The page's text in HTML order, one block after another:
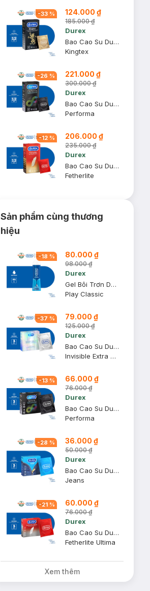
-33 % 124.000 ₫
185.000 ₫
Durex
Bao Cao Su Durex Kingtex Ôm Sát Bôi Trơn Size 49mm (Hộp 12)
Kingtex
-26 % 221.000 ₫
300.000 ₫
Durex
Bao Cao Su Durex Performa Kéo Dài Thời Gian Size 52mm (Hộp 12)
Performa
-12 % 206.000 ₫
235.000 ₫
Durex
Bao Cao Su Durex Fetherlite Siêu Mỏng Size 52.5mm (Hộp 12)
Fetherlite
Sản phẩm cùng thương
hiệu
-18 % 80.000 ₫
98.000 ₫
Durex
Gel Bôi Trơn Durex Play Classic Gốc Nước Chai 50ml
Play Classic
-37 % 79.000 ₫
125.000 ₫
Durex
Bao Cao Su Durex Invisible Siêu Mỏng Size 52mm (Hộp 3)
Invisible Extra Thin Extra Sensitive
-13 % 66.000 ₫
76.000 ₫
Durex
Bao Cao Su Durex Kéo Dài Thời Gian Size 52mm (Hộp 3 Cái)
Performa
-28 % 36.000 ₫
50.000 ₫
Durex
Bao Cao Su Durex Jeans Cơ Bản Bôi Trơn Size 52.5mm (Hộp 3)
Jeans
-21 % 60.000 ₫
76.000 ₫
Durex
Bao Cao Su Durex Fetherlite Ultima Siêu Mỏng Size 52mm (Hộp 3)
Fetherlite Ultima
Xem thêm